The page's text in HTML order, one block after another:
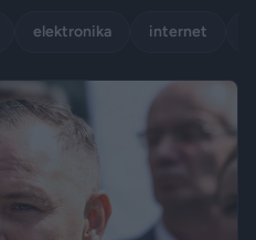
elektronika internet